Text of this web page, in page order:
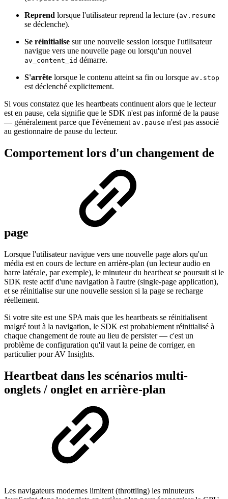
Reprend lorsque l'utilisateur reprend la lecture (av.resume
se déclenche).
Se réinitialise sur une nouvelle session lorsque l'utilisateur
navigue vers une nouvelle page ou lorsqu'un nouvel
av_content_id démarre.
S'arrête lorsque le contenu atteint sa fin ou lorsque av.stop
est déclenché explicitement.
Si vous constatez que les heartbeats continuent alors que le lecteur
est en pause, cela signifie que le SDK n'est pas informé de la pause
— généralement parce que l'événement av.pause n'est pas associé
au gestionnaire de pause du lecteur.
Comportement lors d'un changement de
page
Lorsque l'utilisateur navigue vers une nouvelle page alors qu'un
média est en cours de lecture en arrière-plan (un lecteur audio en
barre latérale, par exemple), le minuteur du heartbeat se poursuit si le
SDK reste actif d'une navigation à l'autre (single-page application),
et se réinitialise sur une nouvelle session si la page se recharge
réellement.
Si votre site est une SPA mais que les heartbeats se réinitialisent
malgré tout à la navigation, le SDK est probablement réinitialisé à
chaque changement de route au lieu de persister — c'est un
problème de configuration qu'il vaut la peine de corriger, en
particulier pour AV Insights.
Heartbeat dans les scénarios multi-
onglets / onglet en arrière-plan
Les navigateurs modernes limitent (throttling) les minuteurs